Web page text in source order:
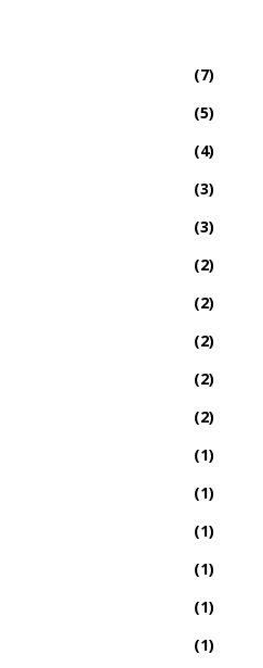
(7)
(5)
(4)
(3)
(3)
(2)
(2)
(2)
(2)
(2)
(1)
(1)
(1)
(1)
(1)
(1)